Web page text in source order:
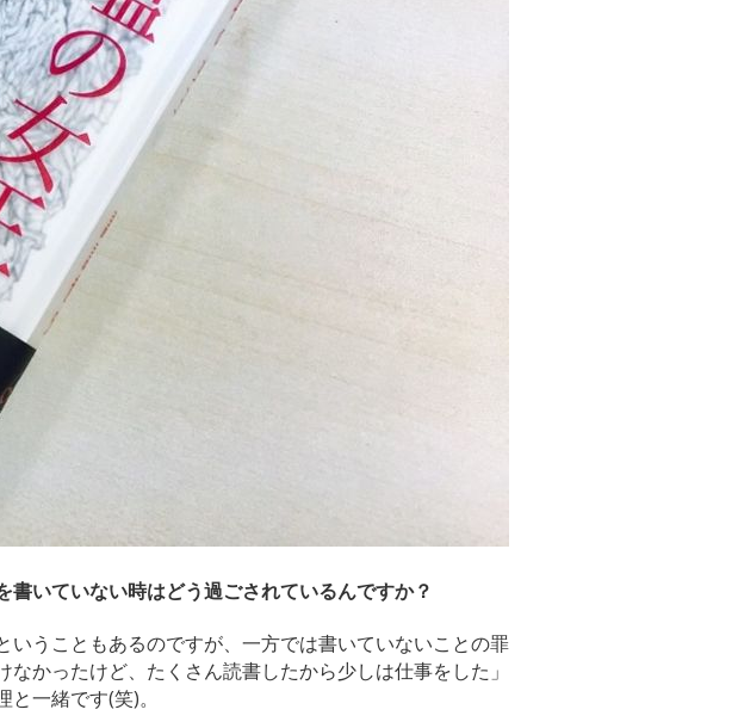
いていない時はどう過ごされているんですか？
うこともあるのですが、一方では書いていないことの罪
かったけど、たくさん読書したから少しは仕事をした」
一緒です(笑)。